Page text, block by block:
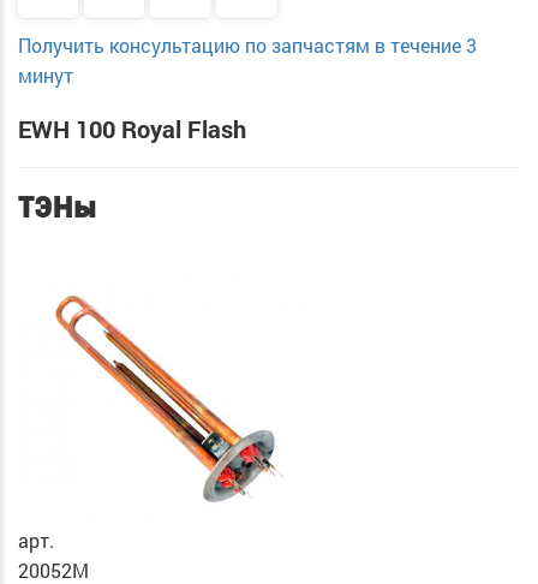
Получить консультацию по запчастям в течение 3
минут
EWH 100 Royal Flash
ТЭНы
арт.
20052M